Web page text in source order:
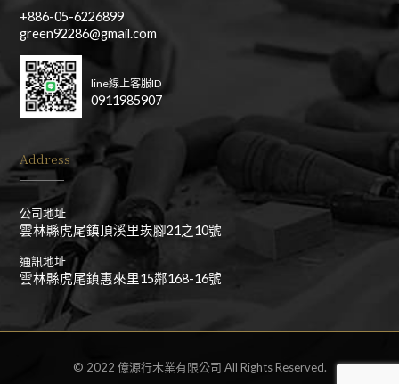
+886-05-6226899
green92286@gmail.com
line線上客服ID
0911985907
Address
公司地址
雲林縣虎尾鎮頂溪里崁腳21之10號
通訊地址
雲林縣虎尾鎮惠來里15鄰168-16號
© 2022 億源行木業有限公司 All Rights Reserved.